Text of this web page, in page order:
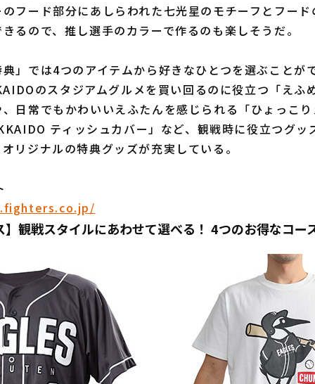
フード部分にあしらわれた七光星のモチーフとフー
るので、推し選手のカラーで作るのも楽しそうだ。
」では4つのアイテムから好きなひとつを選ぶことが
のスタジアムグルメを買い回るのに役立つ「えふ
日常でもかわいいえふたんを感じられる「ひょっこ
ティッシュカバー」など、観戦時に役立つグッ
リジナルの特典グッズが充実している。
観戦スタイルにあわせて選べる！ 4つのお得なコー